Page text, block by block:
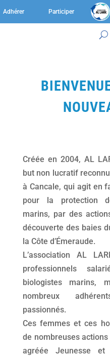
Adhérer Participer
Créée en 2004, AL
but non lucratif
à Cancale, qui agit en
pour la protection
marins, par des
découverte des baies
la Côte d’Émeraude.
L’association AL
professionnels
biologistes marins,
nombreux
passionnés.
Ces femmes et ces
de nombreuses actions
agréée Jeunesse et